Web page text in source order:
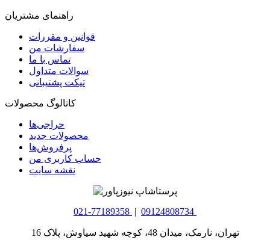
راهنمای مشتریان
قوانین و مقررات
سفارشات من
تماس با ما
سوالات متداول
تیکت پشتیبانی
کاتالوگ محصولات
حراجی‌ها
محصولات جدید
پرفروش‌ها
حساب کاربری من
نقشه سایت
021-77189358 | 09124808734
تهران، نارمک، میدان 48، کوچه شهید سیاوش، پلاک 16